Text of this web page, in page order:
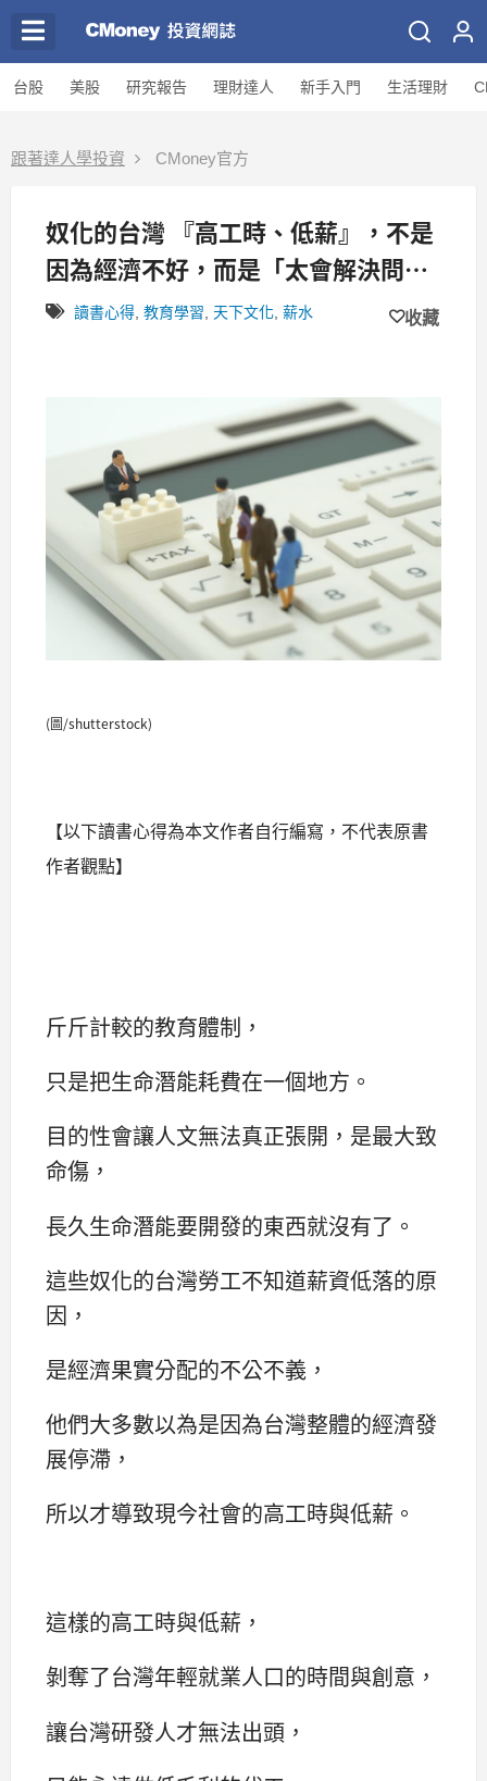
台股 美股 研究報告 理財達人 新手入門 生活理財
跟著達人學投資 CMoney官方
奴化的台灣 『高工時、低薪』，不是
因為經濟不好，而是「太會解決問
題」了！
讀書心得 教育學習 天下文化 薪水 收藏
(圖/shutterstock)
【以下讀書心得為本文作者自行編寫，不代表原書
作者觀點】
斤斤計較的教育體制，
只是把生命潛能耗費在一個地方。
目的性會讓人文無法真正張開，是最大致
命傷，
長久生命潛能要開發的東西就沒有了。
這些奴化的台灣勞工不知道薪資低落的原
因，
是經濟果實分配的不公不義，
他們大多數以為是因為台灣整體的經濟發
展停滯，
所以才導致現今社會的高工時與低薪。
這樣的高工時與低薪，
剝奪了台灣年輕就業人口的時間與創意，
讓台灣研發人才無法出頭，